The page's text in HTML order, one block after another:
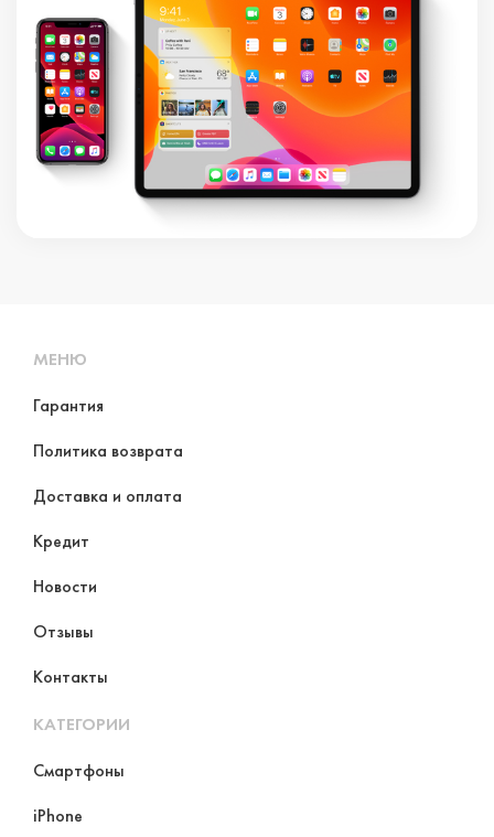
МЕНЮ
Гарантия
Политика возврата
Доставка и оплата
Кредит
Новости
Отзывы
Контакты
КАТЕГОРИИ
Смартфоны
iPhone